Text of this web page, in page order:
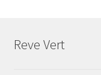
Reve Vert